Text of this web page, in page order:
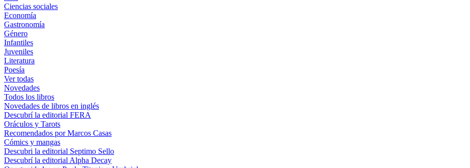
Ciencias sociales
Economía
Gastronomía
Género
Infantiles
Juveniles
Literatura
Poesía
Ver todas
Novedades
Todos los libros
Novedades de libros en inglés
Descubrí la editorial FERA
Oráculos y Tarots
Recomendados por Marcos Casas
Cómics y mangas
Descubri la editorial Septimo Sello
Descubrí la editorial Alpha Decay